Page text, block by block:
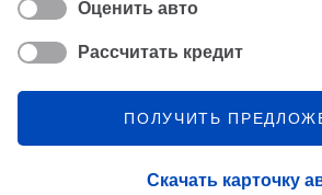
Оценить авто
Рассчитать кредит
ПОЛУЧИТЬ
Скачать карточку